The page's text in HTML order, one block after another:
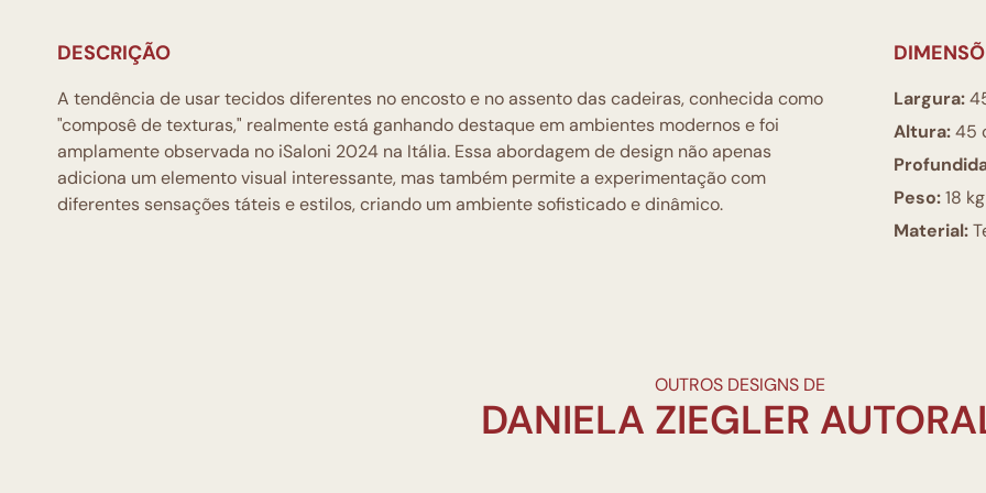
DESCRIÇÃO
A tendência de usar tecidos diferentes no encosto e no assento das cadeiras, conhecida como
"composê de texturas," realmente está ganhando destaque em ambientes modernos e foi
amplamente observada no iSaloni 2024 na Itália. Essa abordagem de design não apenas
adiciona um elemento visual interessante, mas também permite a experimentação com
diferentes sensações táteis e estilos, criando um ambiente sofisticado e dinâmico.
Largura:
Altura:45
Peso:18 kg
Material:
OUTROS DESIGNS DE